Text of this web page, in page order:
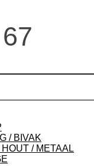
/ BIVAK
/ METAAL